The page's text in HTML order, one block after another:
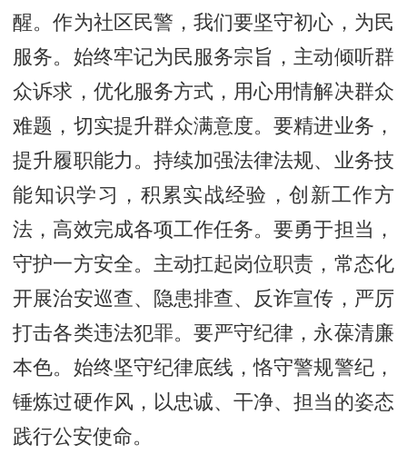
醒。作为社区民警，我们要坚守初心，为民
服务。始终牢记为民服务宗旨，主动倾听群
众诉求，优化服务方式，用心用情解决群众
难题，切实提升群众满意度。要精进业务，
提升履职能力。持续加强法律法规、业务技
能知识学习，积累实战经验，创新工作方
法，高效完成各项工作任务。要勇于担当，
守护一方安全。主动扛起岗位职责，常态化
开展治安巡查、隐患排查、反诈宣传，严厉
打击各类违法犯罪。要严守纪律，永葆清廉
本色。始终坚守纪律底线，恪守警规警纪，
锤炼过硬作风，以忠诚、干净、担当的姿态
践行公安使命。